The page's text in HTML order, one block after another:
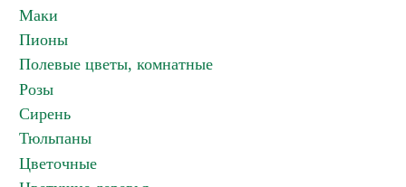
Маки
Пионы
Полевые цветы, комнатные
Розы
Сирень
Тюльпаны
Цветочные